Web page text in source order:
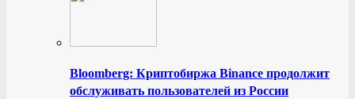
Bloomberg: Криптобиржа Binance продолжит
обслуживать пользователей из России